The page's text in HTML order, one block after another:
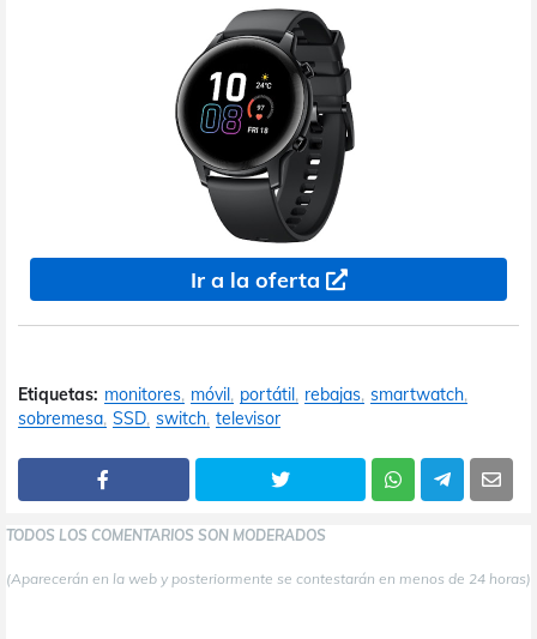
Ir a la oferta
Etiquetas: monitores móvil portátil rebajas smartwatch
sobremesa SSD switch televisor
TODOS LOS COMENTARIOS SON MODERADOS
(Aparecerán en la web y posteriormente se contestarán en menos de 24 horas)